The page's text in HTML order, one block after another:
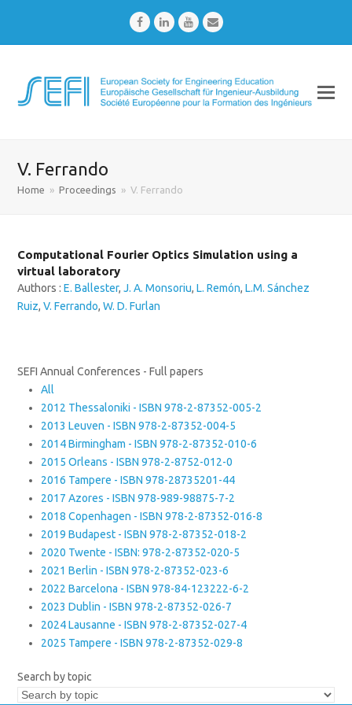
FacebookLinkedInYoutubeEmail
V. Ferrando
Home » Proceedings » V. Ferrando
Computational Fourier Optics Simulation using a
virtual laboratory
Authors :E. Ballester,J. A. Monsoriu,L. Remón,L.M. Sánchez
Ruiz,V. Ferrando,W. D. Furlan
SEFI Annual Conferences - Full papers
All
2012 Thessaloniki - ISBN 978-2-87352-005-2
2013 Leuven - ISBN 978-2-87352-004-5
2014 Birmingham - ISBN 978-2-87352-010-6
2015 Orleans - ISBN 978-2-8752-012-0
2016 Tampere - ISBN 978-28735201-44
2017 Azores - ISBN 978-989-98875-7-2
2018 Copenhagen - ISBN 978-2-87352-016-8
2019 Budapest - ISBN 978-2-87352-018-2
2020 Twente - ISBN: 978-2-87352-020-5
2021 Berlin - ISBN 978-2-87352-023-6
2022 Barcelona - ISBN 978-84-123222-6-2
2023 Dublin - ISBN 978-2-87352-026-7
2024 Lausanne - ISBN 978-2-87352-027-4
2025 Tampere - ISBN 978-2-87352-029-8
Search by topic